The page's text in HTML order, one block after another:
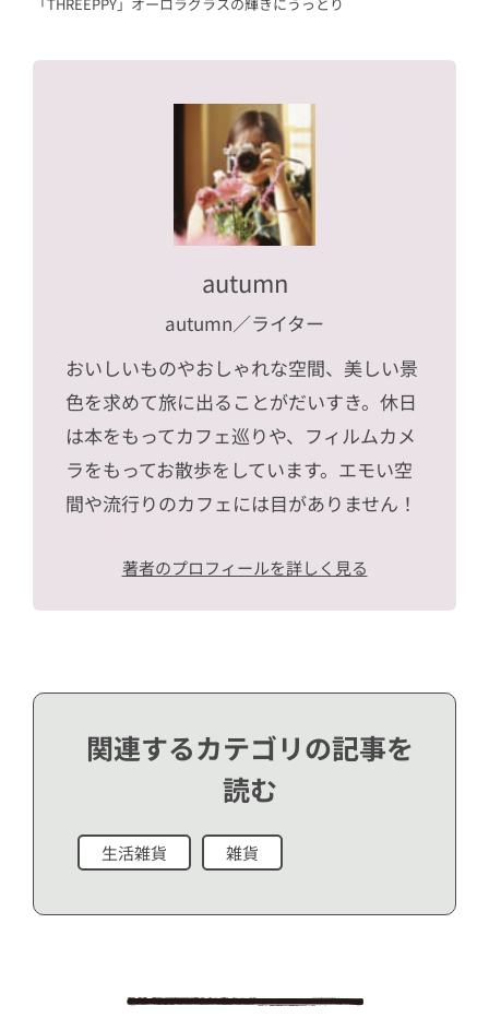
「THREEPPY」オーロラグラスの輝きにうっとり
autumn
autumn／ライター
おいしいものやおしゃれな空間、美しい景
色を求めて旅に出ることがだいすき。休日
は本をもってカフェ巡りや、フィルムカメ
ラをもってお散歩をしています。エモい空
間や流行りのカフェには目がありません！
著者のプロフィールを詳しく見る
関連するカテゴリの記事を
読む
生活雑貨 雑貨